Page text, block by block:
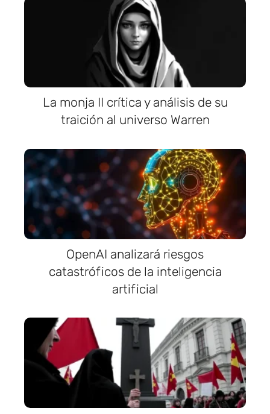
La monja II crítica y análisis de su
traición al universo Warren
OpenAI analizará riesgos
catastróficos de la inteligencia
artificial